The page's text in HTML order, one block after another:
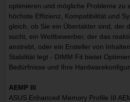
optimieren und mögliche Probleme zu
höchste Effizienz, Kompatibilität und
gleich, ob Sie ein Übertakter sind, der
sucht, ein Wettbewerber, der das
anstrebt, oder ein Ersteller von
Stabilität legt - DIMM Fit bietet
Bedürfnisse und Ihre
AEMP III
ASUS Enhanced Memory Profile III